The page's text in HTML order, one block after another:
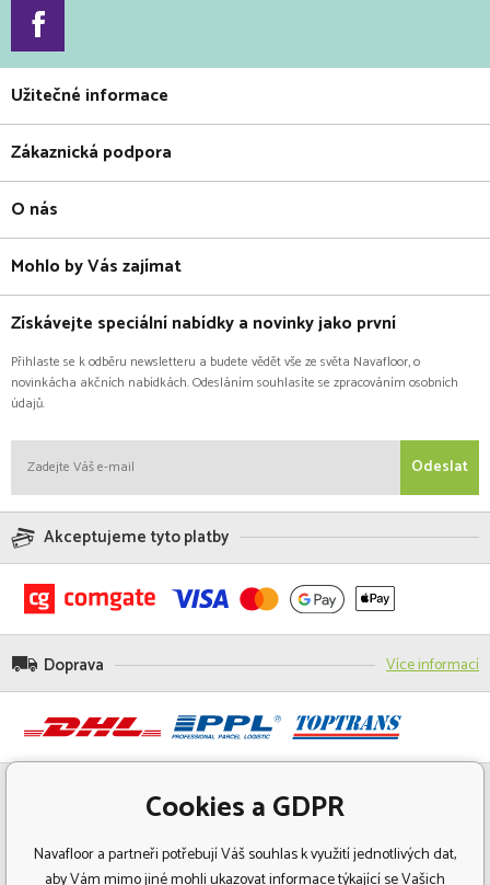
Užitečné informace
Zákaznická podpora
O nás
Mohlo by Vás zajímat
Získávejte speciální nabídky a novinky jako první
Přihlaste se k odběru newsletteru a budete vědět vše ze světa Navafloor, o
novinkácha akčních nabídkách. Odesláním souhlasíte se zpracováním osobních
údajů.
Odeslat
Akceptujeme tyto platby
Doprava Více informací
Cookies a GDPR
Navafloor a partneři potřebují Váš souhlas k využití jednotlivých dat,